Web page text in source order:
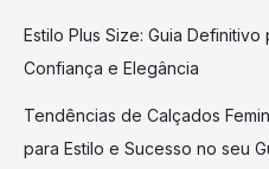
Estilo Plus Size: Guia
Confiança e Elegância
Tendências de Calçados
para Estilo e Sucesso no seu